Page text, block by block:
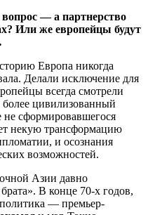
— а партнерство
Или же европейцы будут
Европа никогда
Делали исключение для
всегда смотрели
цивилизованный
не сформировавшегося
некую трансформацию
и осознания
возможностей.
Азии давно
В конце 70-х годов,
— премьер-